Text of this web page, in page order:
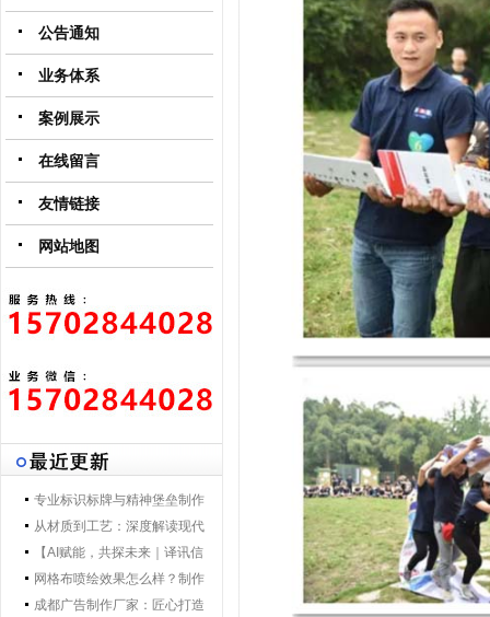
公告通知
业务体系
案例展示
在线留言
友情链接
网站地图
专业标识标牌与精神堡垒制作
专家 | 零贰捌广告制作集团 - 打
造一体化导视解决方案，提升
品牌形象与空间效率
从材质到工艺：深度解读现代
导视标牌制作技术
【AI赋能，共探未来｜译讯信
息董事长马万炯先生一行莅临
028广告制作集团交流赋能】
网格布喷绘效果怎么样？制作
工艺要点核心优势
成都广告制作厂家：匠心打造